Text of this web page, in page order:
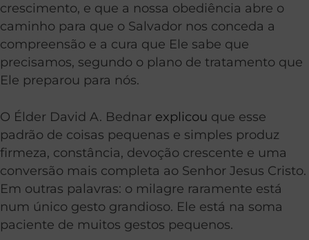
crescimento, e que a nossa obediência abre o
caminho para que o Salvador nos conceda a
compreensão e a cura que Ele sabe que
precisamos, segundo o plano de tratamento que
Ele preparou para nós.
O Élder David A. Bednar explicou que esse
padrão de coisas pequenas e simples produz
firmeza, constância, devoção crescente e uma
conversão mais completa ao Senhor Jesus Cristo.
Em outras palavras: o milagre raramente está
num único gesto grandioso. Ele está na soma
paciente de muitos gestos pequenos.